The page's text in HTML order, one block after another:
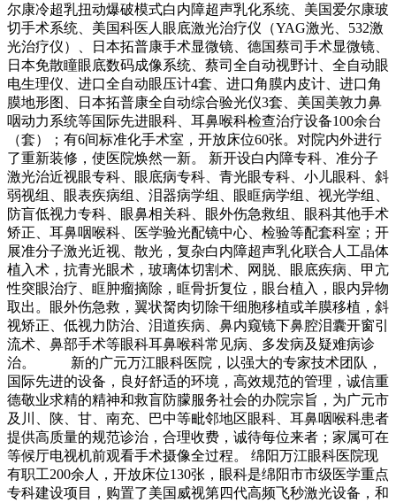
尔康冷超乳扭动爆破模式白内障超声乳化系统、美国爱尔康玻
切手术系统、美国科医人眼底激光治疗仪（YAG激光、532激
光治疗仪）、日本拓普康手术显微镜、德国蔡司手术显微镜、
日本免散瞳眼底数码成像系统、蔡司全自动视野计、全自动眼
电生理仪、进口全自动眼压计4套、进口角膜内皮计、进口角
膜地形图、日本拓普康全自动综合验光仪3套、美国美敦力鼻
咽动力系统等国际先进眼科、耳鼻喉科检查治疗设备100余台
（套）；有6间标准化手术室，开放床位60张。对院内外进行
了重新装修，使医院焕然一新。 新开设白内障专科、准分子
激光治近视眼专科、眼底病专科、青光眼专科、小儿眼科、斜
弱视组、眼表疾病组、泪器病学组、眼眶病学组、视光学组、
防盲低视力专科、眼鼻相关科、眼外伤急救组、眼科其他手术
矫正、耳鼻咽喉科、医学验光配镜中心、检验等配套科室；开
展准分子激光近视、散光，复杂白内障超声乳化联合人工晶体
植入术，抗青光眼术，玻璃体切割术、网脱、眼底疾病、甲亢
性突眼治疗、眶肿瘤摘除，眶骨折复位，眼台植入，眼内异物
取出。眼外伤急救，翼状胬肉切除干细胞移植或羊膜移植，斜
视矫正、低视力防治、泪道疾病、鼻内窥镜下鼻腔泪囊开窗引
流术、鼻部手术等眼科耳鼻喉科常见病、多发病及疑难病诊
治。 新的广元万江眼科医院，以强大的专家技术团队，
国际先进的设备，良好舒适的环境，高效规范的管理，诚信重
德敬业求精的精神和救盲防朦服务社会的办院宗旨，为广元市
及川、陕、甘、南充、巴中等毗邻地区眼科、耳鼻咽喉科患者
提供高质量的规范诊治，合理收费，诚待每位来者；家属可在
等候厅电视机前观看手术摄像全过程。 绵阳万江眼科医院现
有职工200余人，开放床位130张，眼科是绵阳市市级医学重点
专科建设项目，购置了美国威视第四代高频飞秒激光设备，和